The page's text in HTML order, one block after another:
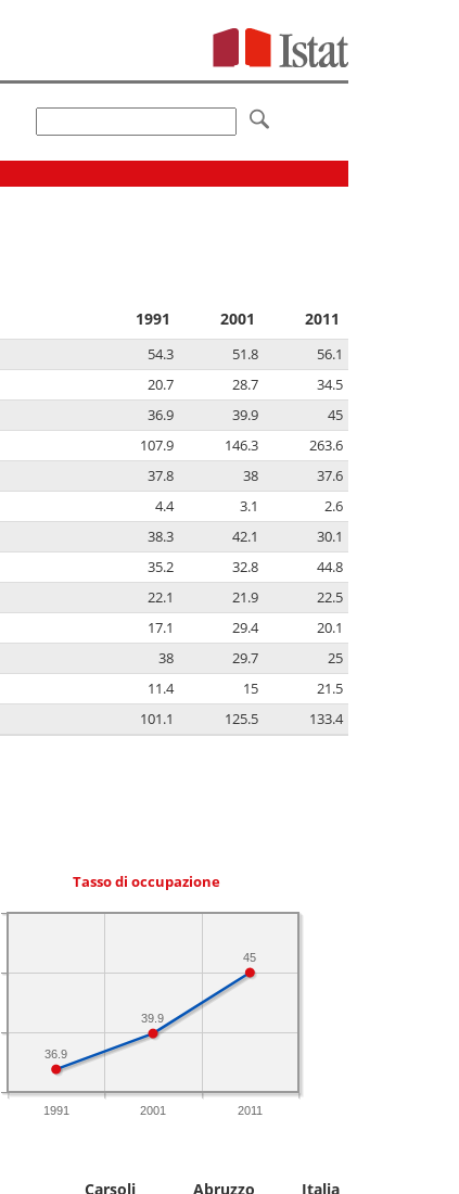
1991 2001 2011
54.3 51.8
56.1
20.7 28.7
34.5
36.9 39.9
45
107.9 146.3
263.6
37.8 38
37.6
4.4 3.1
2.6
38.3 42.1
30.1
35.2 32.8
44.8
22.1 21.9
22.5
17.1 29.4
20.1
38 29.7
25
11.4 15
21.5
101.1 125.5 133.4
Tasso di occupazione
1991 2001 2011
45
39.9
36.9
Carsoli Abruzzo Italia